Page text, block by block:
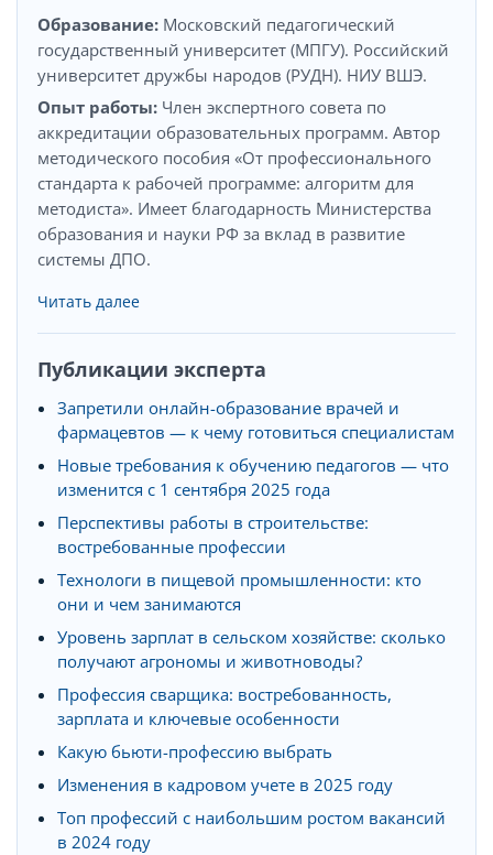
Образование: Московский педагогический
государственный университет (МПГУ). Российский
университет дружбы народов (РУДН). НИУ ВШЭ.
Опыт работы: Член экспертного совета по
аккредитации образовательных программ. Автор
методического пособия «От профессионального
стандарта к рабочей программе: алгоритм для
методиста». Имеет благодарность Министерства
образования и науки РФ за вклад в развитие
системы ДПО.
Читать далее
Публикации эксперта
Запретили онлайн-образование врачей и
фармацевтов — к чему готовиться специалистам
Новые требования к обучению педагогов — что
изменится с 1 сентября 2025 года
Перспективы работы в строительстве:
востребованные профессии
Технологи в пищевой промышленности: кто
они и чем занимаются
Уровень зарплат в сельском хозяйстве: сколько
получают агрономы и животноводы?
Профессия сварщика: востребованность,
зарплата и ключевые особенности
Какую бьюти-профессию выбрать
Изменения в кадровом учете в 2025 году
Топ профессий с наибольшим ростом вакансий
в 2024 году